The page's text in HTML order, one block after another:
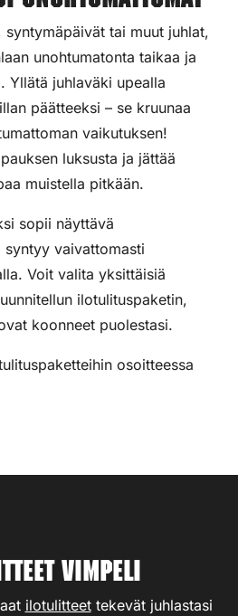
syntymäpäivät tai muut juhlat,
unohtumatonta taikaa ja
Yllätä juhlaväki upealla
päätteeksi – se kruunaa
vaikutuksen!
luksusta ja jättää
muistella pitkään.
sopii näyttävä
vaivattomasti
Voit valita yksittäisiä
ilotulituspaketin,
koonneet puolestasi.
osoitteessa
Vimpeli
ilotulitteettekevät juhlastasi